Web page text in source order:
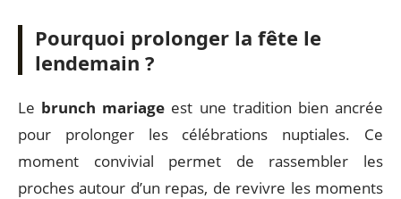
Pourquoi prolonger la fête le
lendemain ?
Le brunch mariage est une tradition bien ancrée
pour prolonger les célébrations nuptiales. Ce
moment convivial permet de rassembler les
proches autour d’un repas, de revivre les moments